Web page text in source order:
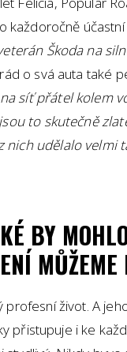
každoročně
Škoda na
o svá auta také
síť přátel kolem
to skutečně
nich udělalo velmi
BY
život. A
přistupuje i ke